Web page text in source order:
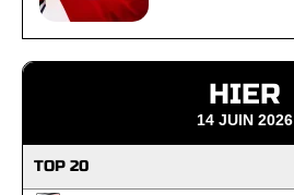
HIER
14 JUIN 2026
TOP 20